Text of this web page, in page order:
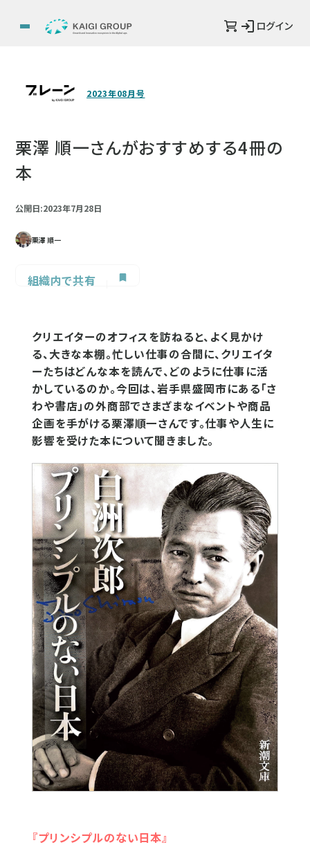
ログイン
2023年08月号
栗澤 順一さんがおすすめする4冊の
本
公開日:2023年7月28日
栗澤 順一
組織内で共有
クリエイターのオフィスを訪ねると、よく見かけ
る、大きな本棚。忙しい仕事の合間に、クリエイタ
ーたちはどんな本を読んで、どのように仕事に活
かしているのか。今回は、岩手県盛岡市にある「さ
わや書店」の外商部でさまざまなイベントや商品
企画を手がける栗澤順一さんです。仕事や人生に
影響を受けた本について聞きました。
『プリンシプルのない日本』